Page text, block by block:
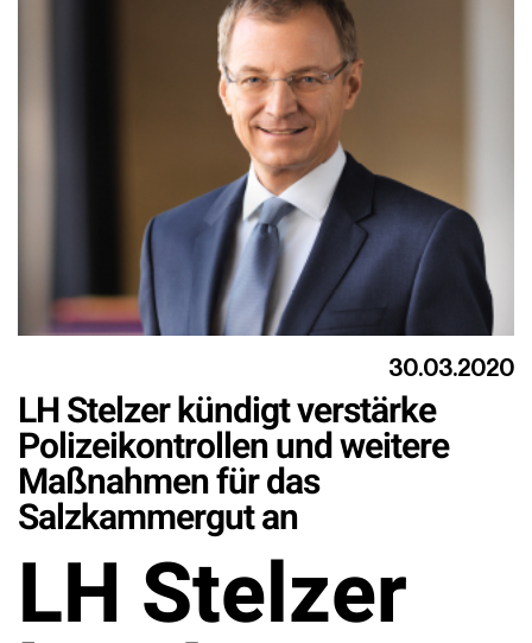
30.03.2020
LH Stelzer kündigt verstärke
Polizeikontrollen und weitere
Maßnahmen für das
Salzkammergut an
LH Stelzer